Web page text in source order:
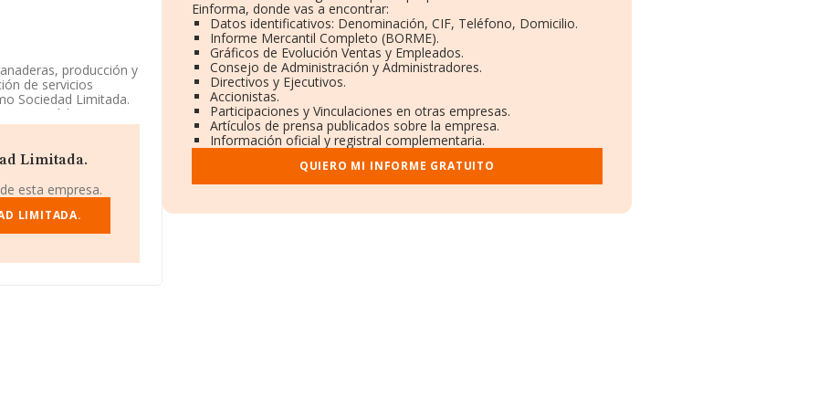
producción y
de servicios
Sociedad Limitada.
código 0124.
en cuenta la
empleados por
rankings: la
pasando del 151 al
embargo, el ranking
Limitada.
esta empresa.
LIMITADA.
Einforma, donde vas a encontrar:
Datos identificativos: Denominación, CIF, Teléfono, Domicilio.
Informe Mercantil Completo (BORME).
Gráficos de Evolución Ventas y Empleados.
Consejo de Administración y Administradores.
Directivos y Ejecutivos.
Accionistas.
Participaciones y Vinculaciones en otras empresas.
Artículos de prensa publicados sobre la empresa.
Información oficial y registral complementaria.
QUIERO MI INFORME GRATUITO